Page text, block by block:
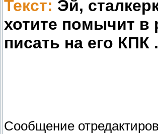
Текст: Эй,
хотите помычит
писать на его КПК
Сообщение